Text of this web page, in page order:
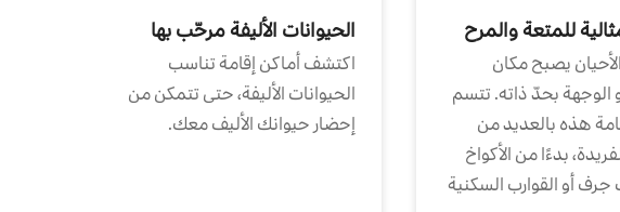
للمتعة والمرح
يصبح مكان
الوجهة بحدّ ذاته. تتسم
هذه بالعديد من
بدءًا من الأكواخ
أو القوارب السكنية
الحيوانات الأليفة مرحّب بها
اكتشف أماكن إقامة تناسب
الحيوانات الأليفة، حتى تتمكن من
إحضار حيوانك الأليف معك.